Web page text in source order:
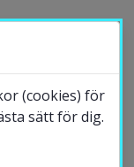
går samman i
utmaningar
(cookies) för
sätt för dig.